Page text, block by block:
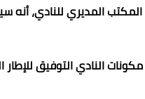
المديري للنادي، أنه
النادي التوفيق